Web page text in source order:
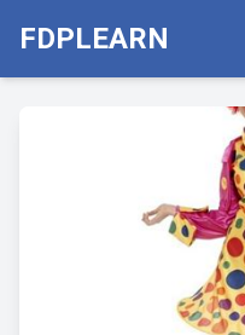
FDPLEARN